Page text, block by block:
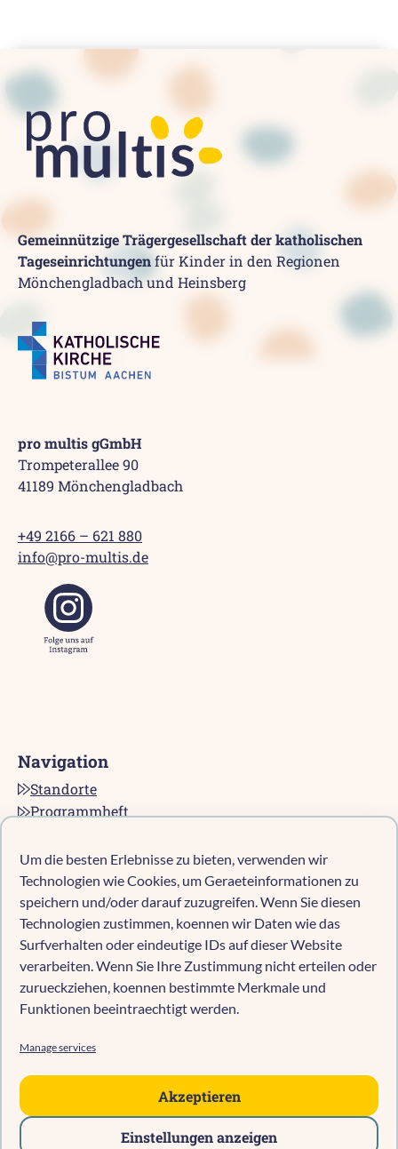
Um die besten Erlebnisse zu bieten, verwenden wir
Technologien wie Cookies, um Geraeteinformationen zu
speichern und/oder darauf zuzugreifen. Wenn Sie diesen
Technologien zustimmen, koennen wir Daten wie das
Surfverhalten oder eindeutige IDs auf dieser Website
verarbeiten. Wenn Sie Ihre Zustimmung nicht erteilen oder
zurueckziehen, koennen bestimmte Merkmale und
Funktionen beeintraechtigt werden.
Manage services
Akzeptieren
Einstellungen anzeigen
Gemeinnützige Trägergesellschaft der katholischen
Tageseinrichtungenfür Kinder in den Regionen
Mönchengladbach und Heinsberg
pro multis gGmbH
Trompeterallee 90
41189 Mönchengladbach
+49 2166 – 621 880
info@pro-multis.de
Navigation
Standorte
Programmheft
Karriere bei pro multis
Impressum
Datenschutz
Cookie-Richtlinie (EU)
Kind anmelden
Kita-Navigator Kreis Heinsberg
Kita-Navigator Stadt Heinsberg
Kita-Navigator Geilenkirchen
Kita-Navigator Erkelenz
Kita-Navigator Hückelhoven